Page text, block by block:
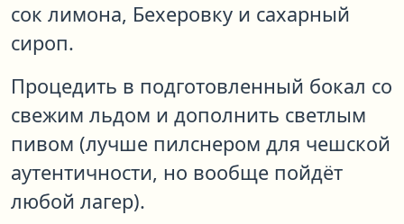
сок лимона, Бехеровку и сахарный
сироп.
Процедить в подготовленный бокал со
свежим льдом и дополнить светлым
пивом (лучше пилснером для чешской
аутентичности, но вообще пойдёт
любой лагер).